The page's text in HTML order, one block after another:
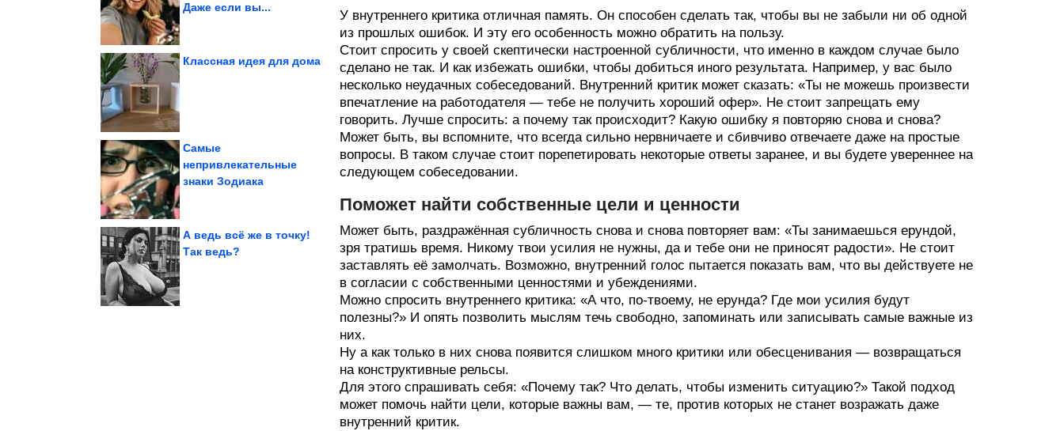
Даже если вы...
Классная идея для дома
Как светская львица
волосы из-за...
Самые
непривлекательные
знаки Зодиака
История семейной
А ведь всё же в точку!
Так ведь?
У внутреннего критика отличная память. Он способен сделать так, чтобы вы не забыли ни об одной
из прошлых ошибок. И эту его особенность можно обратить на пользу.
Стоит спросить у своей скептически настроенной субличности, что именно в каждом случае было
сделано не так. И как избежать ошибки, чтобы добиться иного результата. Например, у вас было
несколько неудачных собеседований. Внутренний критик может сказать: «Ты не можешь произвести
впечатление на работодателя — тебе не получить хороший офер». Не стоит запрещать ему
говорить. Лучше спросить: а почему так происходит? Какую ошибку я повторяю снова и снова?
Может быть, вы вспомните, что всегда сильно нервничаете и сбивчиво отвечаете даже на простые
вопросы. В таком случае стоит порепетировать некоторые ответы заранее, и вы будете увереннее на
следующем собеседовании.
Поможет найти собственные цели и ценности
Может быть, раздражённая субличность снова и снова повторяет вам: «Ты занимаешься ерундой,
зря тратишь время. Никому твои усилия не нужны, да и тебе они не приносят радости». Не стоит
заставлять её замолчать. Возможно, внутренний голос пытается показать вам, что вы действуете не
в согласии с собственными ценностями и убеждениями.
Можно спросить внутреннего критика: «А что, по-твоему, не ерунда? Где мои усилия будут
полезны?» И опять позволить мыслям течь свободно, запоминать или записывать самые важные из
них.
Ну а как только в них снова появится слишком много критики или обесценивания — возвращаться
на конструктивные рельсы.
Для этого спрашивать себя: «Почему так? Что делать, чтобы изменить ситуацию?» Такой подход
может помочь найти цели, которые важны вам, — те, против которых не станет возражать даже
внутренний критик.